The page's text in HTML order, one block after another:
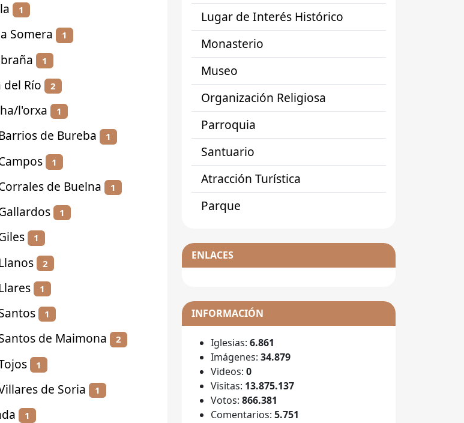
1
Somera 1
1
del Río 2
l'orxa 1
de Bureba 1
1
de Buelna 1
1
1
2
1
1
de Maimona 2
1
de Soria 1
1
Lugar de Interés Histórico
Monasterio
Museo
Organización Religiosa
Parroquia
Santuario
Atracción Turística
Parque
ENLACES
INFORMACIÓN
Iglesias: 6.861
Imágenes: 34.879
Videos: 0
Visitas: 13.875.137
Votos: 866.381
Comentarios: 5.751